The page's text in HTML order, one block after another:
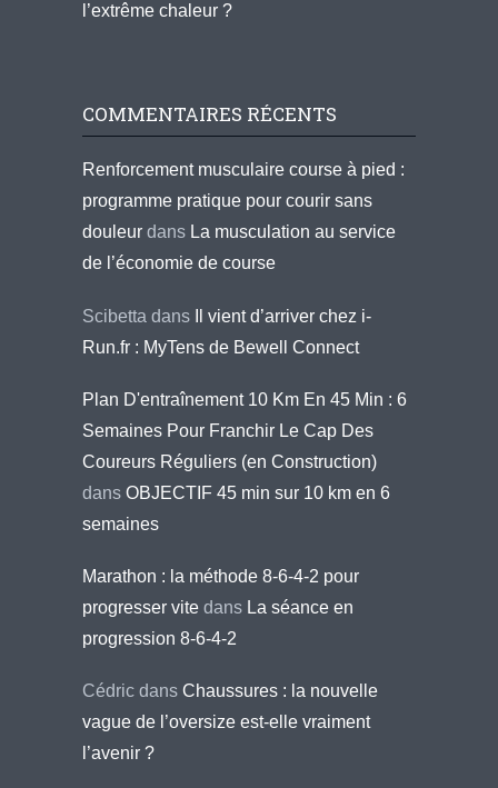
l’extrême chaleur ?
COMMENTAIRES RÉCENTS
Renforcement musculaire course à pied :
programme pratique pour courir sans
douleur dans La musculation au service
de l’économie de course
Scibetta dans
Il vient d’arriver chez i-
Run.fr : MyTens de Bewell Connect
Plan D'entraînement 10 Km En 45 Min : 6
Semaines Pour Franchir Le Cap Des
Coureurs Réguliers (en Construction)
dans OBJECTIF 45 min sur 10 km en 6
semaines
Marathon : la méthode 8-6-4-2 pour
progresser vite dans La séance en
progression 8-6-4-2
Cédric dans Chaussures : la nouvelle
vague de l’oversize est-elle vraiment
l’avenir ?